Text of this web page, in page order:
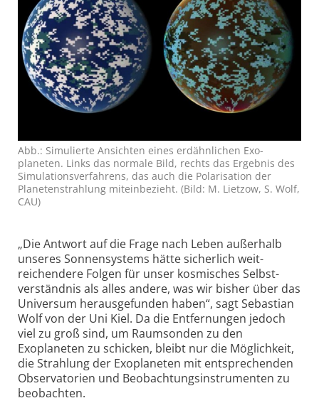
Abb.: Simulierte An­sichten eines erd­ähn­lichen Exo­
planeten. Links das normale Bild, rechts das Ergebnis des
Simu­la­tions­ver­fahrens, das auch die Pola­ri­sa­tion der
Planeten­strah­lung mit­ein­be­zieht. (Bild: M. Lietzow, S. Wolf,
CAU)
„Die Antwort auf die Frage nach Leben außer­halb
unseres Sonnen­systems hätte sicher­lich weit­
reichendere Folgen für unser kosmisches Selbst­
verständnis als alles andere, was wir bisher über das
Universum heraus­gefunden haben“, sagt Sebastian
Wolf von der Uni Kiel. Da die Entfernungen jedoch
viel zu groß sind, um Raum­sonden zu den
Exoplaneten zu schicken, bleibt nur die Möglich­keit,
die Strahlung der Exoplaneten mit entsprechenden
Observa­torien und Beobachtungs­instrumenten zu
beobachten.